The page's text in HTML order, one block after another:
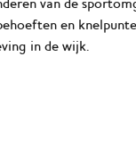
van de
en
in de wijk.